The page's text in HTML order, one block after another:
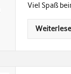
Viel Spaß